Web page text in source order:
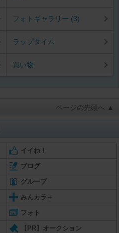
フォトギャラリー (3)
ラップタイム
買い物
ページの先頭へ ▲
イイね！
ブログ
グループ
みんカラ＋
フォト
【PR】オークション